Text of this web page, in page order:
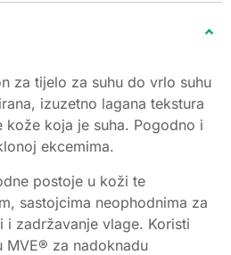
za tijelo za suhu do vrlo suhu
izuzetno lagana tekstura
kože koja je suha. Pogodno i
ekcemima.
postoje u koži te
sastojcima neophodnima za
zadržavanje vlage. Koristi
MVE® za nadoknadu